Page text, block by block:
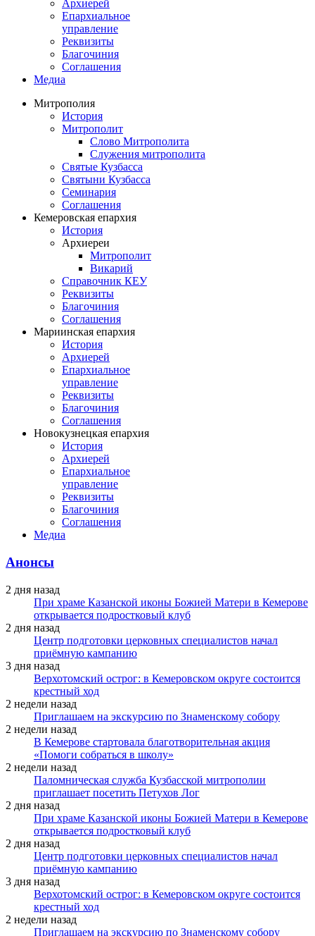
Архиерей
Епархиальное
управление
Реквизиты
Благочиния
Соглашения
Медиа
Митрополия
История
Митрополит
Слово Митрополита
Служения митрополита
Святые Кузбасса
Святыни Кузбасса
Семинария
Соглашения
Кемеровская епархия
История
Архиереи
Митрополит
Викарий
Справочник КЕУ
Реквизиты
Благочиния
Соглашения
Мариинская епархия
История
Архиерей
Епархиальное
управление
Реквизиты
Благочиния
Соглашения
Новокузнецкая епархия
История
Архиерей
Епархиальное
управление
Реквизиты
Благочиния
Соглашения
Медиа
Анонсы
2 дня назад
При храме Казанской иконы Божией Матери в Кемерове
открывается подростковый клуб
2 дня назад
Центр подготовки церковных специалистов начал
приёмную кампанию
3 дня назад
Верхотомский острог: в Кемеровском округе состоится
крестный ход
2 недели назад
Приглашаем на экскурсию по Знаменскому собору
2 недели назад
В Кемерове стартовала благотворительная акция
«Помоги собраться в школу»
2 недели назад
Паломническая служба Кузбасской митрополии
приглашает посетить Петухов Лог
2 дня назад
При храме Казанской иконы Божией Матери в Кемерове
открывается подростковый клуб
2 дня назад
Центр подготовки церковных специалистов начал
приёмную кампанию
3 дня назад
Верхотомский острог: в Кемеровском округе состоится
крестный ход
2 недели назад
Приглашаем на экскурсию по Знаменскому собору